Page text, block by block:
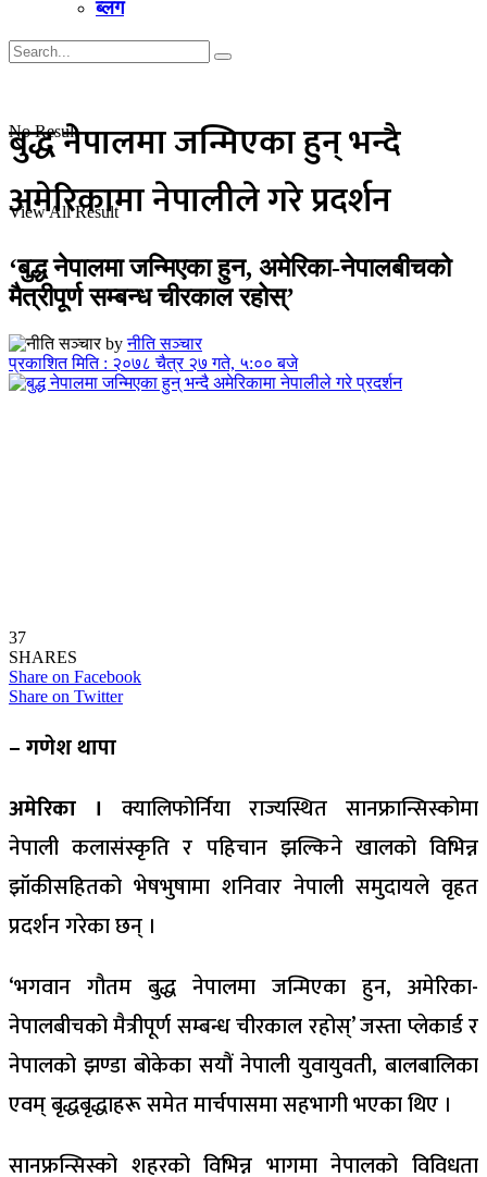
ब्लग
No Result
View All Result
बुद्ध नेपालमा जन्मिएका हुन् भन्दै
अमेरिकामा नेपालीले गरे प्रदर्शन
‘बुद्ध नेपालमा जन्मिएका हुन, अमेरिका-नेपालबीचको
मैत्रीपूर्ण सम्बन्ध चीरकाल रहोस्’
by नीति सञ्चार
प्रकाशित मिति : २०७८ चैत्र २७ गते, ५:०० बजे
37
SHARES
Share on Facebook
Share on Twitter
– गणेश थापा
अमेरिका । क्यालिफोर्निया राज्यस्थित सानफ्रान्सिस्कोमा
नेपाली कलासंस्कृति र पहिचान झल्किने खालको विभिन्न
झॉकीसहितको भेषभुषामा शनिवार नेपाली समुदायले वृहत
प्रदर्शन गरेका छन् ।
‘भगवान गौतम बुद्ध नेपालमा जन्मिएका हुन, अमेरिका-
नेपालबीचको मैत्रीपूर्ण सम्बन्ध चीरकाल रहोस्’ जस्ता प्लेकार्ड र
नेपालको झण्डा बोकेका सयौं नेपाली युवायुवती, बालबालिका
एवम् बृद्धबृद्धाहरू समेत मार्चपासमा सहभागी भएका थिए ।
सानफ्रन्सिस्को शहरको विभिन्न भागमा नेपालको विविधता